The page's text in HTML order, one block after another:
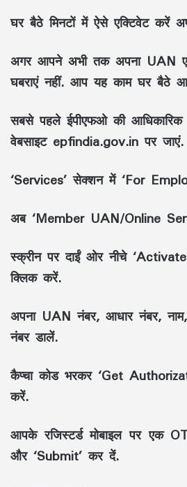
घर बैठे मिनटों में ऐसे एक्टिवेट करें
अगर आपने अभी तक अपना UAN
घबराएं नहीं. आप यह काम घर बैठे
सबसे पहले ईपीएफओ की आधिकारिक
वेबसाइट epfindia.gov.in पर जाएं.
‘Services’ सेक्शन में‘For
अब ‘Member UAN/Online
स्क्रीन पर दाईं ओर नीचे
क्लिक करें.
अपना UAN नंबर, आधार नंबर,
नंबर डालें.
कैप्चा कोड भरकर ‘Get
करें.
आपके रजिस्टर्ड मोबाइल पर एक
और ‘Submit’ कर दें.